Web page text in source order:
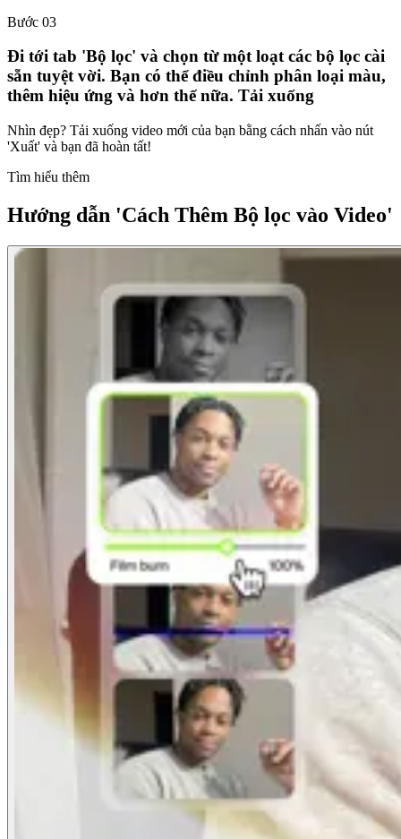
Bước 03
Đi tới tab 'Bộ lọc' và chọn từ một loạt các bộ lọc cài
sẵn tuyệt vời. Bạn có thể điều chỉnh phân loại màu,
thêm hiệu ứng và hơn thế nữa. Tải xuống
Nhìn đẹp? Tải xuống video mới của bạn bằng cách nhấn vào nút
'Xuất' và bạn đã hoàn tất!
Tìm hiểu thêm
Hướng dẫn 'Cách Thêm Bộ lọc vào Video'